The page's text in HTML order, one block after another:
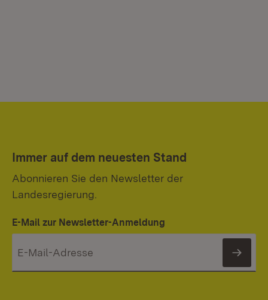
Immer auf dem neuesten Stand
Abonnieren Sie den Newsletter der
Landesregierung.
E-Mail zur Newsletter-Anmeldung